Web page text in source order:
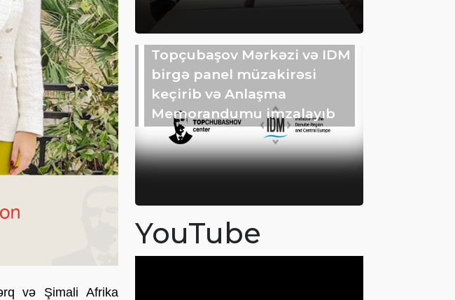
və Şimali Afrika
Topçubaşov Mərkəzi və IDM
birgə panel müzakirəsi
keçirib və Anlaşma
Memorandumu imzalayıb
YouTube